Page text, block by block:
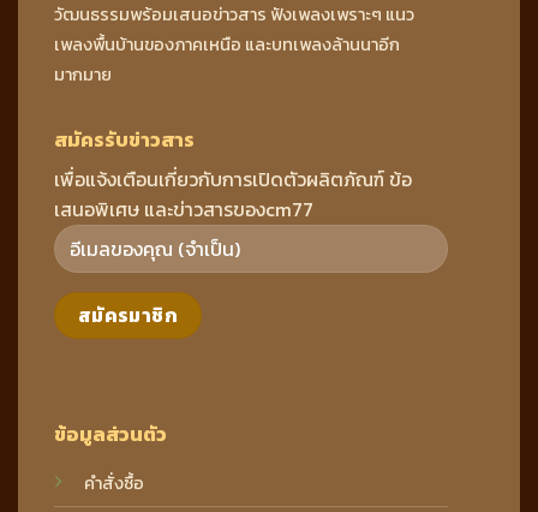
วัฒนธรรมพร้อมเสนอข่าวสาร ฟังเพลงเพราะๆ แนว
เพลงพื้นบ้านของภาคเหนือ และบทเพลงล้านนาอีก
มากมาย
ข้อมูลส่วนตัว
คำสั่งซื้อ
สมัครรับข่าวสาร
เพื่อแจ้งเตือนเกี่ยวกับการเปิดตัวผลิตภัณฑ์ ข้อ
เสนอพิเศษ และข่าวสารของcm77